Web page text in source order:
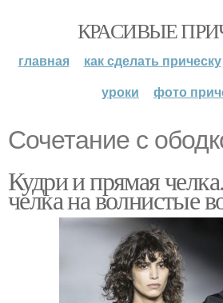
КРАСИВЫЕ
главная как сделать прическу
уроки
фото
Сочетание с
Кудри и прямая
челка на волнистые